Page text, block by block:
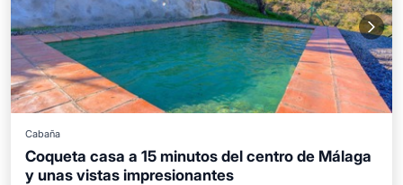
Cabaña
Coqueta casa a 15 minutos del centro de Málaga
y unas vistas impresionantes